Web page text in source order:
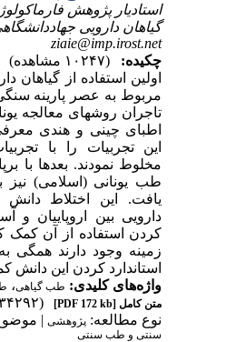
استادیار پژوهش
گیاهان دارویی
ziaie@imp.irost.net
چکیده:
(۱۰۲۴۷ مشاهده)
اولین استفاده از گیاهان
مربوط به عصر پارینه
تاجران روشهای معالجه
اطبای‌ چینی و هندی
این تجربیات را با
مخلوط نمودند. بعدها با
طب یونانی (اسلامی) نیز
یافت. این اختلاط دانش
دارویی بین اروپاییان و
کردن استفاده از آن کمک
زمینه وجود دارند همگی
استاندارد کردن این دانش
واژه‌های کلیدی: طب گیاهی،
متن کامل [PDF 172 kb]
(۳۴۲۹۲ دریافت)
نوع مطالعه: پژوهشی|
سنتی و طب سنتی